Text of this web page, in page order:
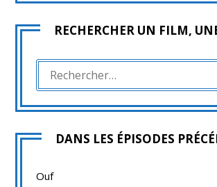
RECHERCHER UN FILM,
RECHERCHER :
DANS LES ÉPISODES
Ouf